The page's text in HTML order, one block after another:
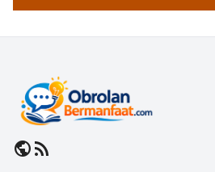
publicrss_feed